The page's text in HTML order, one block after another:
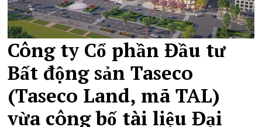
Công ty Cổ phần Đầu tư
Bất động sản Taseco
(Taseco Land, mã TAL)
vừa công bố tài liệu Đại